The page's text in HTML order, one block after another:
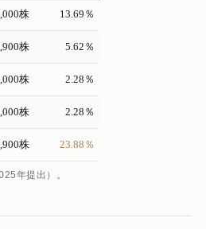
株 13.69％
株 5.62％
株 2.28％
株 2.28％
株 23.88％
年提出）。